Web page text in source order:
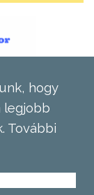
hogy
legjobb
További